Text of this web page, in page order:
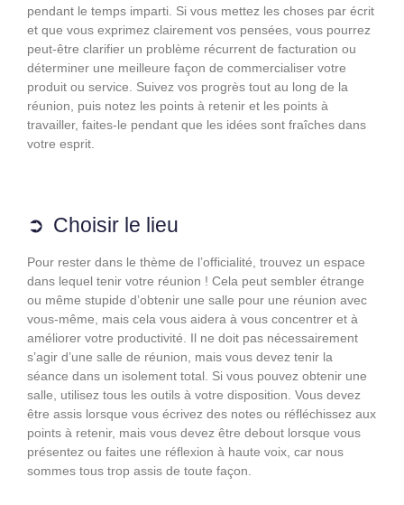
pendant le temps imparti. Si vous mettez les choses par écrit
et que vous exprimez clairement vos pensées, vous pourrez
peut-être clarifier un problème récurrent de facturation ou
déterminer une meilleure façon de commercialiser votre
produit ou service. Suivez vos progrès tout au long de la
réunion, puis notez les points à retenir et les points à
travailler, faites-le pendant que les idées sont fraîches dans
votre esprit.
Choisir le lieu
Pour rester dans le thème de l’officialité, trouvez un espace
dans lequel tenir votre réunion ! Cela peut sembler étrange
ou même stupide d’obtenir une salle pour une réunion avec
vous-même, mais cela vous aidera à vous concentrer et à
améliorer votre productivité. Il ne doit pas nécessairement
s’agir d’une salle de réunion, mais vous devez tenir la
séance dans un isolement total. Si vous pouvez obtenir une
salle, utilisez tous les outils à votre disposition. Vous devez
être assis lorsque vous écrivez des notes ou réfléchissez aux
points à retenir, mais vous devez être debout lorsque vous
présentez ou faites une réflexion à haute voix, car nous
sommes tous trop assis de toute façon.